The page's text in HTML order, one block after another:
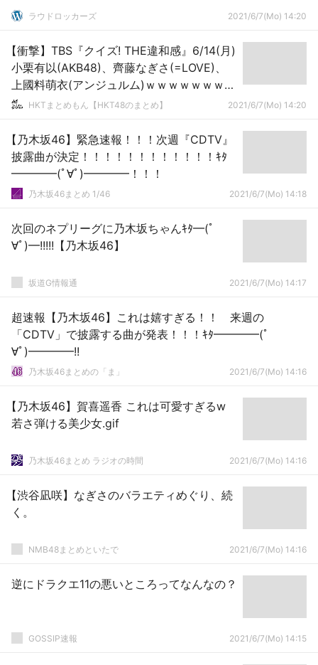
ラウドロッカーズ 2021/6/7(Mo) 14:20
【衝撃】TBS『クイズ! THE違和感』6/14(月)
小栗有以(AKB48)、齊藤なぎさ(=LOVE)、
上國料萌衣(アンジュルム)ｗｗｗｗｗｗｗｗ
ｗｗｗHKTまとめもん【HKT48のまとめ】 2021/6/7(Mo) 14:20
【乃木坂46】緊急速報！！！次週『CDTV』
披露曲が決定！！！！！！！！！！！！ｷﾀ
━━━━(ﾟ∀ﾟ)━━━━！！！
乃木坂46まとめ 1/46 2021/6/7(Mo) 14:18
次回のネプリーグに乃木坂ちゃんｷﾀ━(ﾟ
∀ﾟ)━!!!!!【乃木坂46】
坂道G情報通 2021/6/7(Mo) 14:17
超速報【乃木坂46】これは嬉すぎる！！ 来週の
「CDTV」で披露する曲が発表！！！ｷﾀ━━━━(ﾟ
∀ﾟ)━━━━!!
乃木坂46まとめの「ま」 2021/6/7(Mo) 14:16
【乃木坂46】賀喜遥香 これは可愛すぎるw
若さ弾ける美少女.gif
乃木坂46まとめ ラジオの時間 2021/6/7(Mo) 14:16
【渋谷凪咲】なぎさのバラエティめぐり、続
く。
NMB48まとめといたで 2021/6/7(Mo) 14:16
逆にドラクエ11の悪いところってなんなの？
GOSSIP速報 2021/6/7(Mo) 14:15